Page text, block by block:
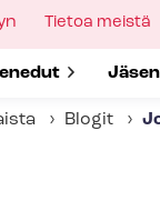
submenu for
Show
Tietoa meistä
Blogit